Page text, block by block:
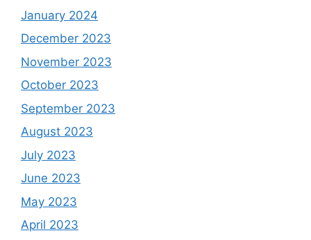
January 2024
December 2023
November 2023
October 2023
September 2023
August 2023
July 2023
June 2023
May 2023
April 2023